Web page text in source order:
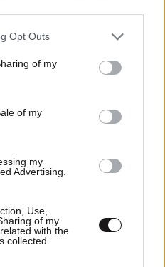
uses one or more Google
behaviour. You may click to
and its third-party tags to
purposes in below Google
Opt Outs
of my
of my
my
Advertising.
Use,
of my
with the
collected.
το θανατηφόρο
πέθαναν γιος